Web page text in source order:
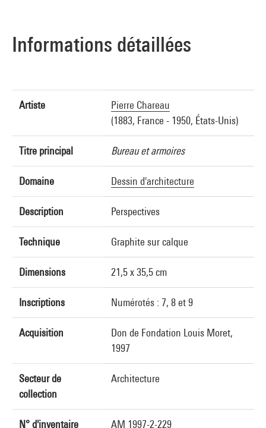
Informations détaillées
Artiste
Pierre Chareau
(1883, France - 1950, États-Unis)
Titre principal Bureau et armoires
Domaine Dessin d'architecture
Description Perspectives
Technique Graphite sur calque
Dimensions 21,5 x 35,5 cm
Inscriptions Numérotés : 7, 8 et 9
Acquisition
Don de Fondation Louis Moret,
1997
Secteur de
collection
Architecture
N° d'inventaire AM 1997-2-229